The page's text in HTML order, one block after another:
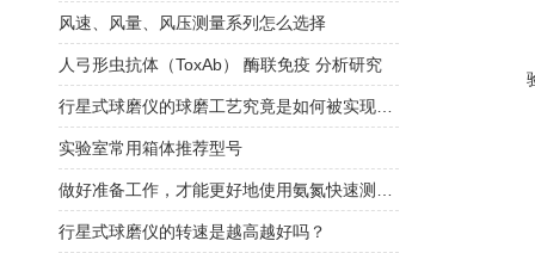
风速、风量、风压测量系列怎么选择
人弓形虫抗体（ToxAb） 酶联免疫 分析研究
实验室常用箱体推荐型号
行星式球磨仪的转速是越高越好吗？